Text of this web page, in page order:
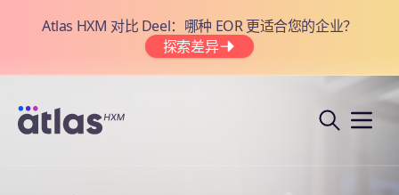
Atlas HXM 对比 Deel：哪种 EOR 更适合您的企业？
探索差异